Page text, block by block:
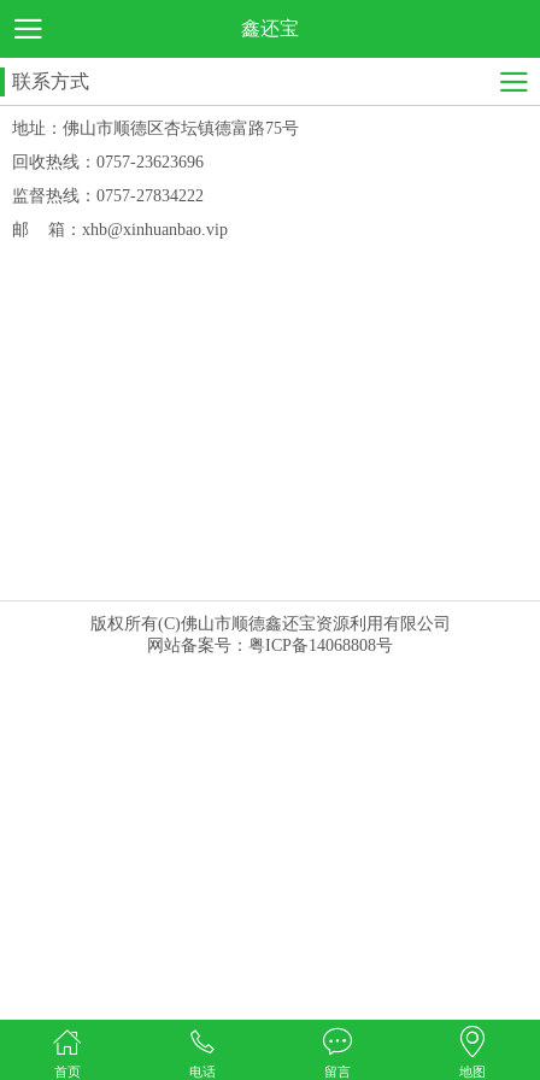
鑫还宝
联系方式
地址：佛山市顺德区杏坛镇德富路75号
回收热线：0757-23623696
监督热线：0757-27834222
邮 箱：xhb@xinhuanbao.vip
版权所有(C)佛山市顺德鑫还宝资源利用有限公司
网站备案号：粤ICP备14068808号
首页 电话 留言 地图